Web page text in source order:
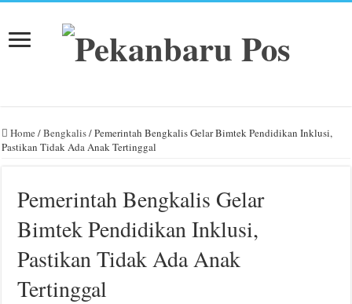
Home /Bengkalis/Pemerintah Bengkalis Gelar Bimtek Pendidikan Inklusi,
Pastikan Tidak Ada Anak Tertinggal
Pemerintah Bengkalis Gelar
Bimtek Pendidikan Inklusi,
Pastikan Tidak Ada Anak
Tertinggal